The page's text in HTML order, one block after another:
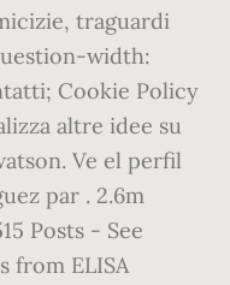
traguardi
width:
Cookie Policy
altre idee su
Ve el perfil
par . 2.6m
Posts - See
from ELISA